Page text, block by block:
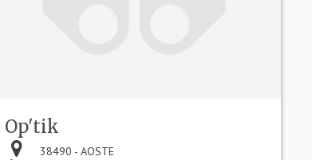
Op'tik
38490 - AOSTE